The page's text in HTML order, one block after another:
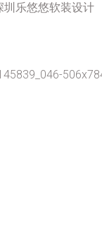
圳乐悠悠软装设计